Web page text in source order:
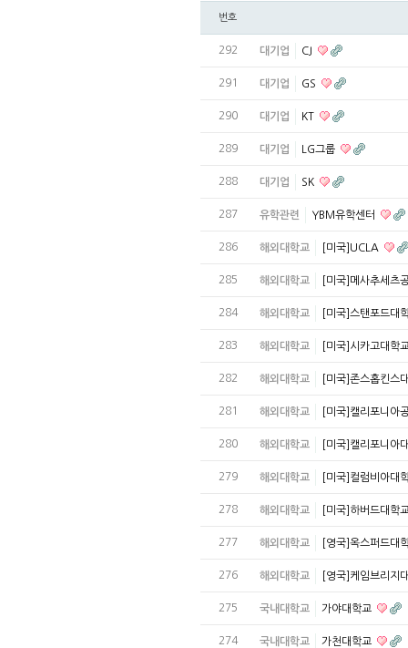
번호
292 대기업 CJ
291 대기업 GS
290 대기업 KT
289 대기업 LG그룹
288 대기업 SK
287 유학관련 YBM유학센터
286 해외대학교 [미국]UCLA
285 해외대학교 [미국]메사추세츠
284 해외대학교 [미국]스탠포드대
283 해외대학교 [미국]시카고대학
282 해외대학교 [미국]존스홉킨스
281 해외대학교 [미국]캘리포니아
280 해외대학교 [미국]캘리포니아
279 해외대학교 [미국]컬럼비아대
278 해외대학교 [미국]하버드대학
277 해외대학교 [영국]옥스퍼드대
276 해외대학교 [영국]케임브리지
275 국내대학교 가야대학교
274 국내대학교 가천대학교